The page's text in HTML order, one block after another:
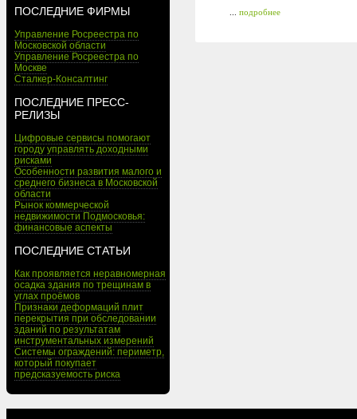
ПОСЛЕДНИЕ ФИРМЫ
Управление Росреестра по
Московской области
Управление Росреестра по
Москве
Сталкер-Консалтинг
ПОСЛЕДНИЕ ПРЕСС-
РЕЛИЗЫ
Цифровые сервисы помогают
городу управлять доходными
рисками
Особенности развития малого и
среднего бизнеса в Московской
области
Рынок коммерческой
недвижимости Подмосковья:
финансовые аспекты
ПОСЛЕДНИЕ СТАТЬИ
Как проявляется неравномерная
осадка здания по трещинам в
углах проёмов
Признаки деформаций плит
перекрытия при обследовании
зданий по результатам
инструментальных измерений
Системы ограждений: периметр,
который покупает
предсказуемость риска
подробнее